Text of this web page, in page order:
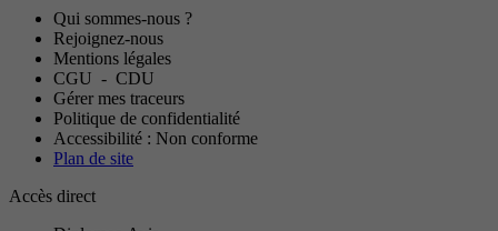
Qui sommes-nous ?
Rejoignez-nous
Mentions légales
CGU - CDU
Gérer mes traceurs
Politique de confidentialité
Accessibilité : Non conforme
Plan de site
Accès direct